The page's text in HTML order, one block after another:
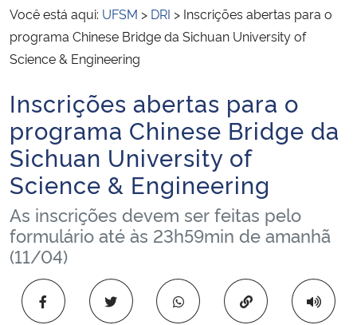
Ministério das Relações Exteriores
Ministério da Economia
Ministério da Infraestrutura
Ministério da Agricultura, Pecuária e Abastecimento
Ministério da Educação
Ministério da Cidadania
Ministério da Saúde
Ministério de Minas e Energia
Você está aqui: UFSM > DRI > Inscrições abertas para o
programa Chinese Bridge da Sichuan University of
Science & Engineering
Início do conteúdo
Inscrições abertas para o
programa Chinese Bridge da
Sichuan University of
Science & Engineering
As inscrições devem ser feitas pelo
formulário até às 23h59min de amanhã
(11/04)
Copiar para área